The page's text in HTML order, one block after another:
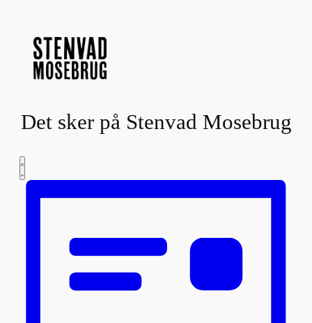
Det sker på Stenvad Mosebrug
Begivenheder
Navigation
af
Begivenhed
Visninger
Navigation
Liste